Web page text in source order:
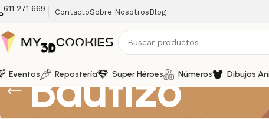
611 271 669 ContactoSobre Nosotros Blog
Eventos Repostería Super Héroes Números Dibujos
Bautizo